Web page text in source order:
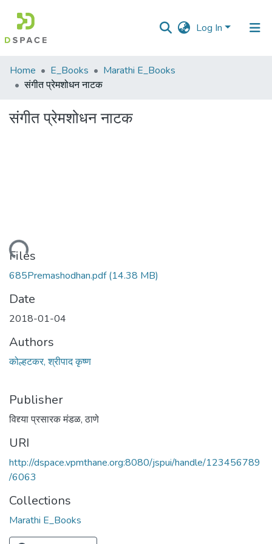
Log In
Communities
&
All of DSpace
Home E_Books
Marathi E_Books
संगीत प्रेमशोधन नाटक
संगीत प्रेमशोधन नाटक
Loading...
Files
685Premashodhan.pdf(14.38 MB)
Date
2018-01-04
Authors
कोल्हटकर, श्रीपाद कृष्ण
Publisher
विद्द्या प्रसारक मंडळ, ठाणे
URI
http://dspace.vpmthane.org:8080/jspui/handle/123456789
/6063
Collections
Marathi E_Books